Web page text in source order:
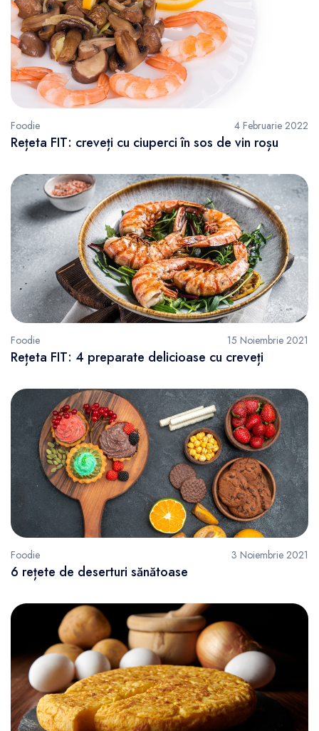
Foodie 4 Februarie 2022
Rețeta FIT: creveți cu ciuperci în sos de vin roșu
Foodie 15 Noiembrie 2021
Rețeta FIT: 4 preparate delicioase cu creveți
Foodie 3 Noiembrie 2021
6 rețete de deserturi sănătoase